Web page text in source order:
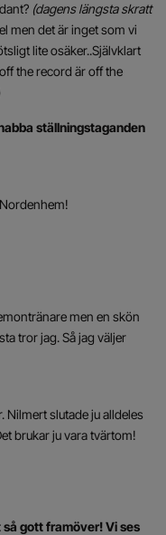
(dagens längsta skratt
men det är inget som vi
lite osäker..Självklart
the record är off the
ställningstaganden
men en skön
tror jag. Så jag väljer
Nilmert slutade ju alldeles
brukar ju vara tvärtom!
gott framöver! Vi ses